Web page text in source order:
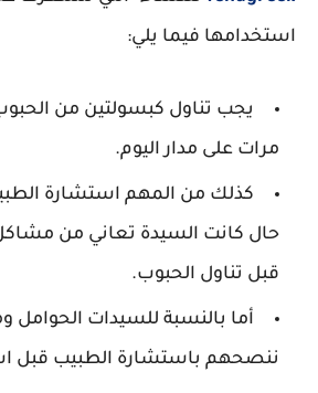
استخدامها فيما يلي:
يجب تناول كبسولتين من
مرات على مدار اليوم.
كذلك من المهم استشارة
حال كانت السيدة تعاني من
قبل تناول الحبوب.
أما بالنسبة للسيدات
ننصحهم باستشارة الطبيب قبل